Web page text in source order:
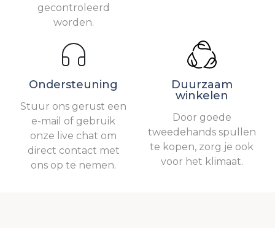
gecontroleerd
worden.
Ondersteuning
Stuur ons gerust een
e-mail of gebruik
onze live chat om
direct contact met
ons op te nemen.
Duurzaam
winkelen
Door goede
tweedehands spullen
te kopen, zorg je ook
voor het klimaat.